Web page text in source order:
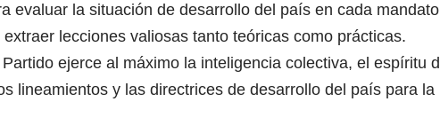
evaluar la situación de desarrollo del país en cada
lecciones valiosas tanto teóricas como prácticas.
ejerce al máximo la inteligencia colectiva, el espíritu
lineamientos y las directrices de desarrollo del país para la